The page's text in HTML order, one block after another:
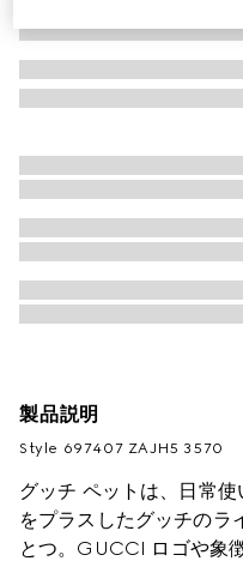
製品説明
Style ‎697407 ZAJH5 3570
グッチ ペットは、日常
をプラスしたグッチのラ
とつ。GUCCI ロゴや象